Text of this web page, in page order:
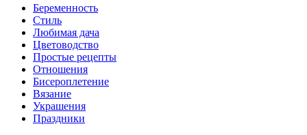
Беременность
Стиль
Любимая дача
Цветоводство
Простые рецепты
Отношения
Бисероплетение
Вязание
Украшения
Праздники